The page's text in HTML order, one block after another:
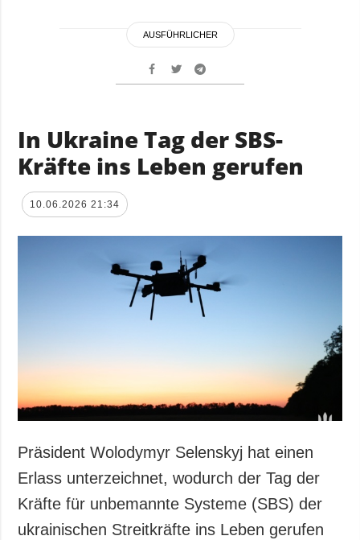
AUSFÜHRLICHER
In Ukraine Tag der SBS-
Kräfte ins Leben gerufen
10.06.2026 21:34
Präsident Wolodymyr Selenskyj hat einen
Erlass unterzeichnet, wodurch der Tag der
Kräfte für unbemannte Systeme (SBS) der
ukrainischen Streitkräfte ins Leben gerufen